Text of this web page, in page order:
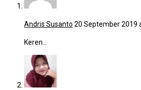
Andris Susanto 20 September 2019
Keren…